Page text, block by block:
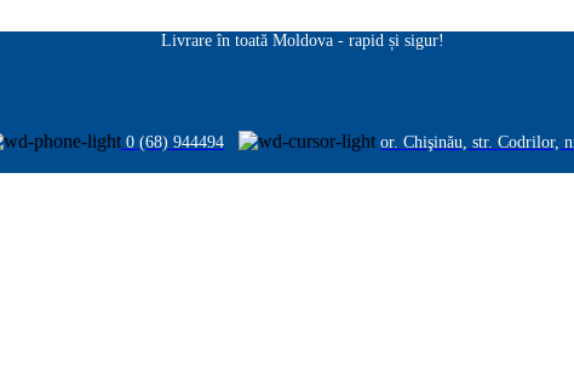
Livrare în toată Moldova - rapid și sigur!
0 (68) 944494 or. Chişinău, str. Codrilor,